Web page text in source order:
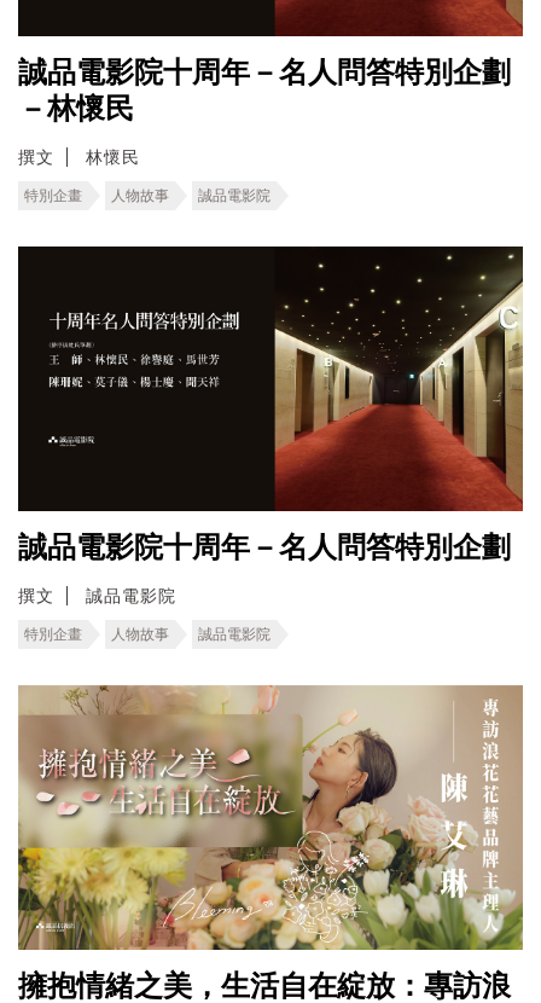
誠品電影院十周年－名人問答特別企劃
－林懷民
撰文 林懷民
特別企畫 人物故事 誠品電影院
誠品電影院十周年－名人問答特別企劃
撰文 誠品電影院
特別企畫 人物故事 誠品電影院
擁抱情緒之美，生活自在綻放：專訪浪